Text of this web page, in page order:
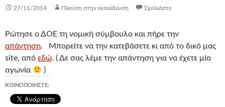
27/11/2014 Πλεύση στην εκπαίδευση Σχολιάστε
Ρώτησε ο ΔΟΕ τη νομική σύμβουλο και πήρε την
απάντηση. Μπορείτε να την κατεβάσετε κι από το δικό μας
site, από εδώ. ( Δε σας λέμε την απάντηση για να έχετε μία
αγωνία
)
ΚΟΙΝΟΠΟΙΉΣΤΕ: